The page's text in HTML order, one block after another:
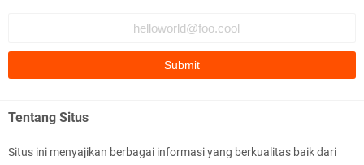
Polres Lotim Gelar Apel Kamtibmas Jelang HUT
Ke-81 RI dan Kunjungan Kapolri
Tentang Situs
Situs ini menyajikan berbagai informasi yang berkualitas baik dari